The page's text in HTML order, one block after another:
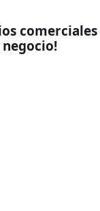
comerciales